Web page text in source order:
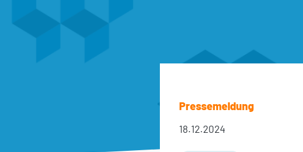
Pressemeldung
18.12.2024